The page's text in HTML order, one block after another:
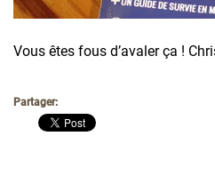
Vous êtes fous d’avaler ça !
Partager: